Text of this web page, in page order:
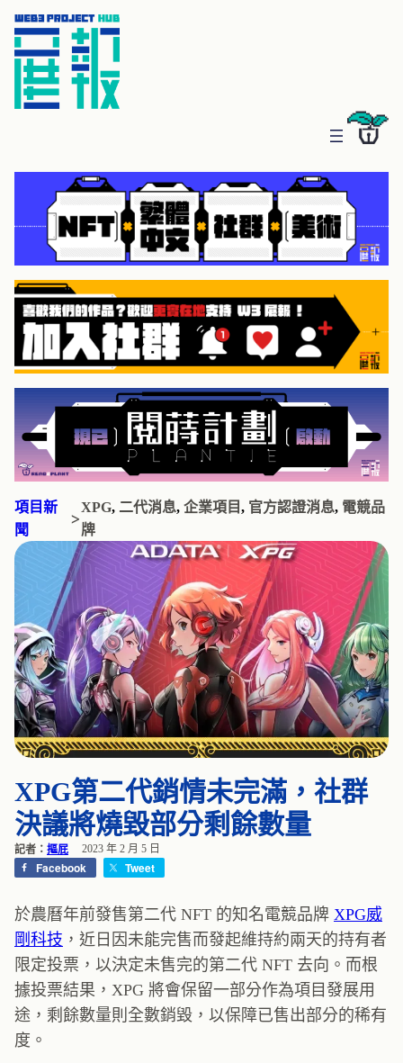
項目新
聞
>
XPG, 二代消息, 企業項目, 官方認證消息, 電競品
牌
XPG第二代銷情未完滿，社群
決議將燒毀部分剩餘數量
記者： 摳屁 2023 年 2 月 5 日
Facebook Tweet
於農曆年前發售第二代 NFT 的知名電競品牌 XPG威
剛科技 ，近日因未能完售而發起維持約兩天的持有者
限定投票，以決定未售完的第二代 NFT 去向。而根
據投票結果，XPG 將會保留一部分作為項目發展用
途，剩餘數量則全數銷毀，以保障已售出部分的稀有
度。